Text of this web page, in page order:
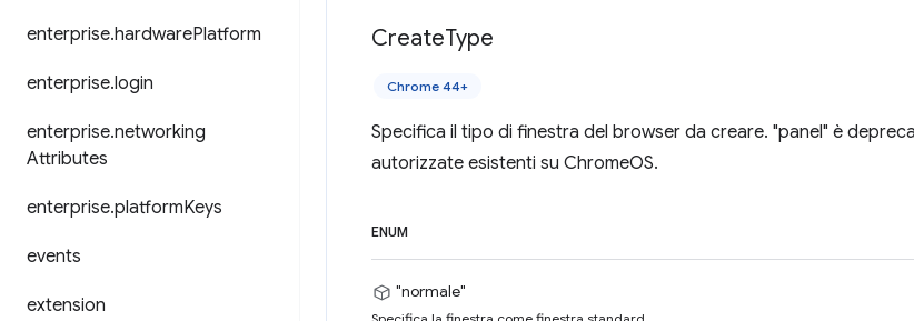
enterprise.hardwarePlatform
enterprise.login
enterprise.networking
Attributes
enterprise.platformKeys
events
extension
CreateType
Chrome 44+
Specifica il tipo di finestra del browser da creare. "panel" è
autorizzate esistenti su ChromeOS.
ENUM
"normale"